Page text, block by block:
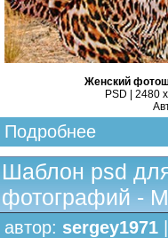
Женский
PSD | 2480
Подробнее
Шаблон psd
фотографий -
автор: sergey1971